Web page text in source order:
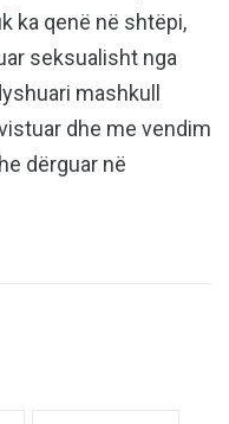
ka qenë në shtëpi,
seksualisht nga
mashkull
dhe me vendim
dërguar në